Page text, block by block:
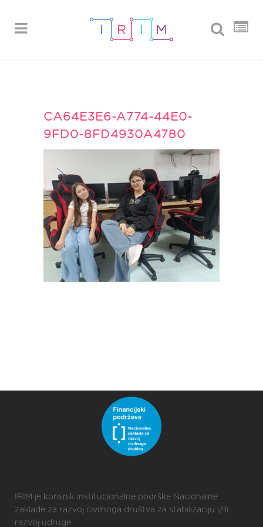
CA64E3E6-A774-44E0-
9FD0-8FD4930A4780
IRIM je korisnik institucionalne podrške Nacionalne
zaklade za razvoj civilnoga društva za stabilizaciju i/ili
razvoj udruge.